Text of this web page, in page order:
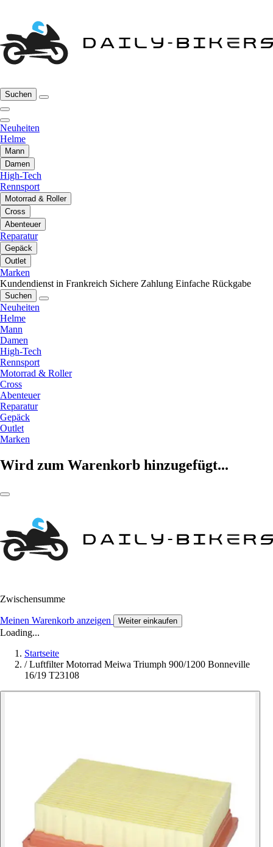
Suchen
Neuheiten
Helme
Mann
Damen
High-Tech
Rennsport
Motorrad & Roller
Cross
Abenteuer
Reparatur
Gepäck
Outlet
Marken
Kundendienst in Frankreich Sichere Zahlung Einfache Rückgabe
Suchen
Neuheiten
Helme
Mann
Damen
High-Tech
Rennsport
Motorrad & Roller
Cross
Abenteuer
Reparatur
Gepäck
Outlet
Marken
Wird zum Warenkorb hinzugefügt...
Zwischensumme
Meinen Warenkorb anzeigen Weiter einkaufen
Loading...
Startseite
/ Luftfilter Motorrad Meiwa Triumph 900/1200 Bonneville
16/19 T23108